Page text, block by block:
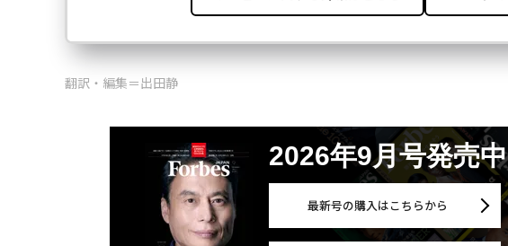
翻訳・編集＝出田静
2026年9月号発売中
最新号の購入はこちらから